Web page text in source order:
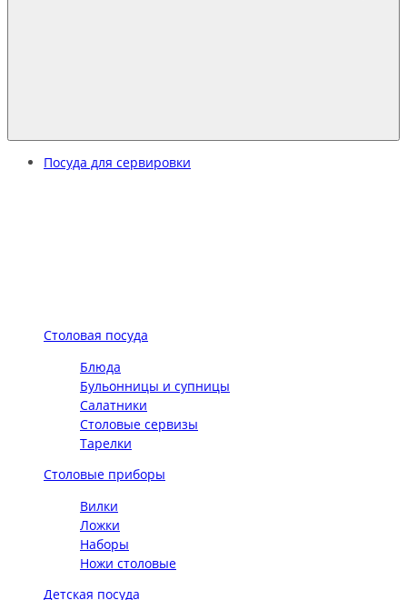
Посуда для сервировки
Столовая посуда
Блюда
Бульонницы и супницы
Салатники
Столовые сервизы
Тарелки
Столовые приборы
Вилки
Ложки
Наборы
Ножи столовые
Детская посуда